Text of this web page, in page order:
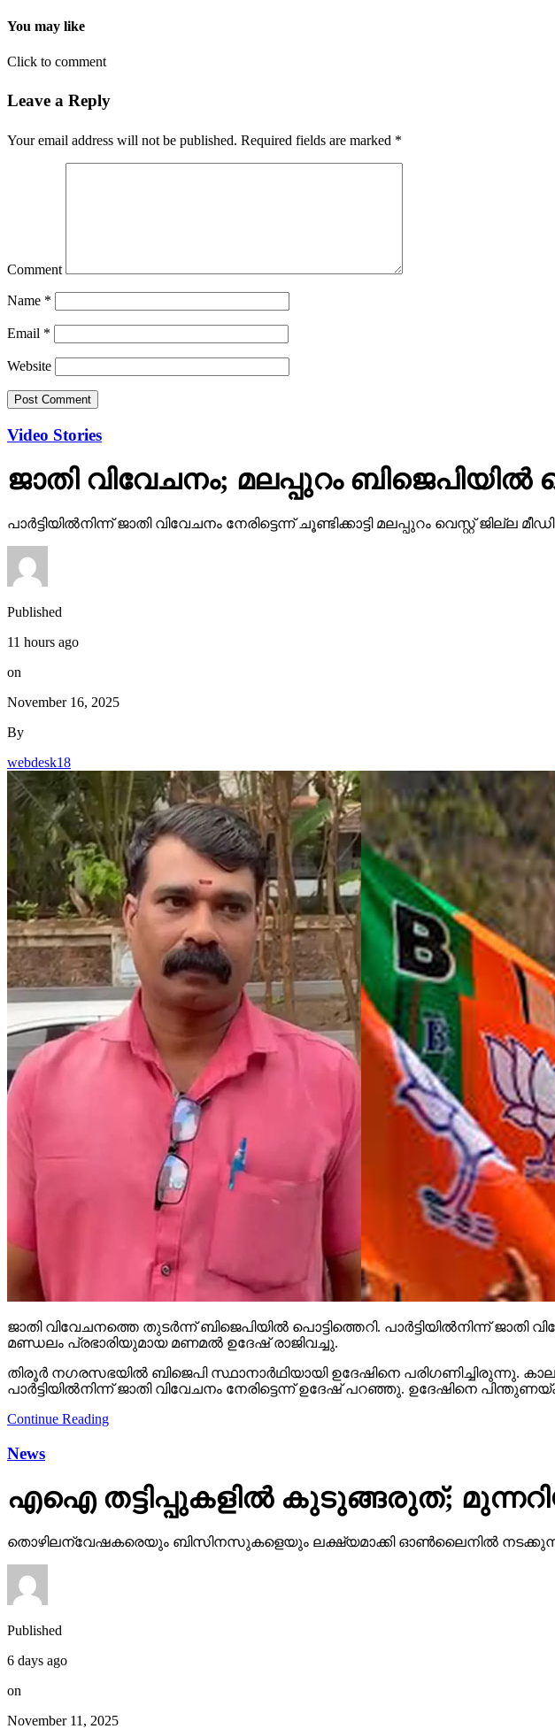
You may like
Click to comment
Leave a Reply
Your email address will not be published. Required fields are marked *
Comment
Name *
Email *
Website
Video Stories
ജാതി വിവേചനം; മലപ്പുറം ബിജെപിയില്‍
പാര്‍ട്ടിയില്‍നിന്ന് ജാതി വിവേചനം നേരിട്ടെന്ന് ചൂണ്ടിക്കാട്ടി മലപ്പുറം വെസ്റ്റ്
Published
11 hours ago
on
November 16, 2025
By
webdesk18
ജാതി വിവേചനത്തെ തുടര്‍ന്ന് ബിജെപിയില്‍ പൊട്ടിത്തെറി. പാര്‍ട്ടിയില്‍നിന്ന് ജാതി
മണ്ഡലം പ്രഭാരിയുമായ മണമല്‍ ഉദേഷ് രാജിവച്ചു.
തിരൂര്‍ നഗരസഭയില്‍ ബിജെപി സ്ഥാനാര്‍ഥിയായി ഉദേഷിനെ പരിഗണിച്ചിരുന്നു.
പാര്‍ട്ടിയില്‍നിന്ന് ജാതി വിവേചനം നേരിട്ടെന്ന് ഉദേഷ് പറഞ്ഞു. ഉദേഷിനെ
Continue Reading
News
എഐ തട്ടിപ്പുകളില്‍ കുടുങ്ങരുത്;
തൊഴിലന്വേഷകരെയും ബിസിനസുകളെയും ലക്ഷ്യമാക്കി ഓണ്‍ലൈനില്‍ നടക്കുന്ന
Published
6 days ago
on
November 11, 2025